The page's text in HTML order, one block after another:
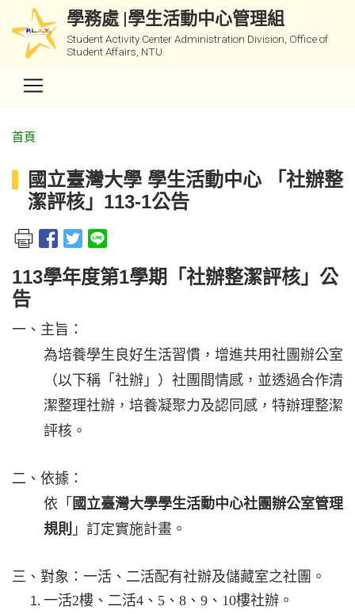
學務處 |學生活動中心管理組
Student Activity Center Administration Division, Office of
Student Affairs, NTU
首頁
國立臺灣大學 學生活動中心 「社辦整
潔評核」113-1公告
113學年度第1學期「社辦整潔評核」公
告
一、主旨：
為培養學生良好生活習慣，增進共用社團辦公室
（以下稱「社辦」）社團間情感，並透過合作清
潔整理社辦，培養凝聚力及認同感，特辦理整潔
評核。
二、依據：
依「 國立臺灣大學學生活動中心社團辦公室管理
規則 」訂定實施計畫。
三、對象：一活、二活配有社辦及儲藏室之社團。
一活2樓、二活4、5、8、9、10樓社辦。